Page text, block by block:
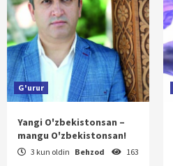
G'urur
Yangi O'zbekistonsan –
mangu O'zbekistonsan!
3 kun oldin Behzod 163